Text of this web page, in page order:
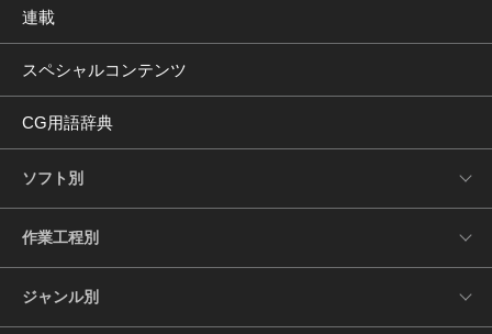
連載
スペシャルコンテンツ
CG用語辞典
ソフト別
作業工程別
ジャンル別